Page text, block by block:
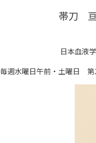
帯刀
日本血液
毎週水曜日午前・土曜日 第